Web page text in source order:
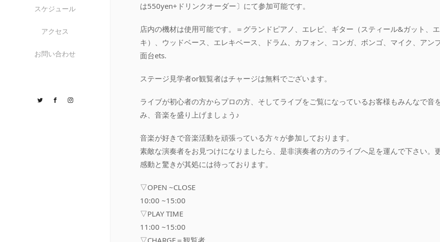
スケジュール
アクセス
お問い合わせ
TwitterFacebook
は550yen+ドリンクオーダー〕にて参加可能です。
店内の機材は使用可能です。＝グランドピアノ、エレピ、ギター（スティール&ガット、
キ）、ウッドベース、エレキベース、ドラム、カフォン、コンガ、ボンゴ、マイク、アン
面台ets.
ステージ見学者or観覧者はチャージは無料でございます。
ライブが初心者の方からプロの方、そしてライブをご覧になっているお客様もみんなで音
み、音楽を盛り上げましょう♪
音楽が好きで音楽活動を頑張っている方々が参加しております。
素敵な演奏者をお見つけになりましたら、是非演奏者の方のライブへ足を運んで下さい。
感動と驚きが其処には待っております。
▽OPEN ~CLOSE
10:00 ~15:00
▽PLAY TIME
11:00 ~15:00
▽CHARGE＝観覧者